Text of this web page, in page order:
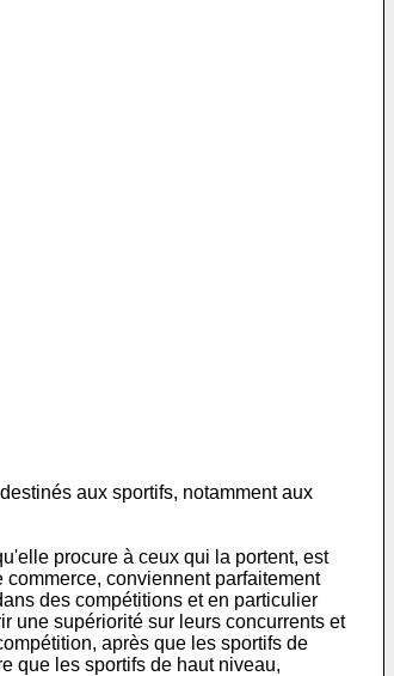
aux sportifs, notamment aux
procure à ceux qui la portent, est
conviennent parfaitement
des compétitions et en particulier
une supériorité sur leurs concurrents et
après que les sportifs de
que les sportifs de haut niveau,